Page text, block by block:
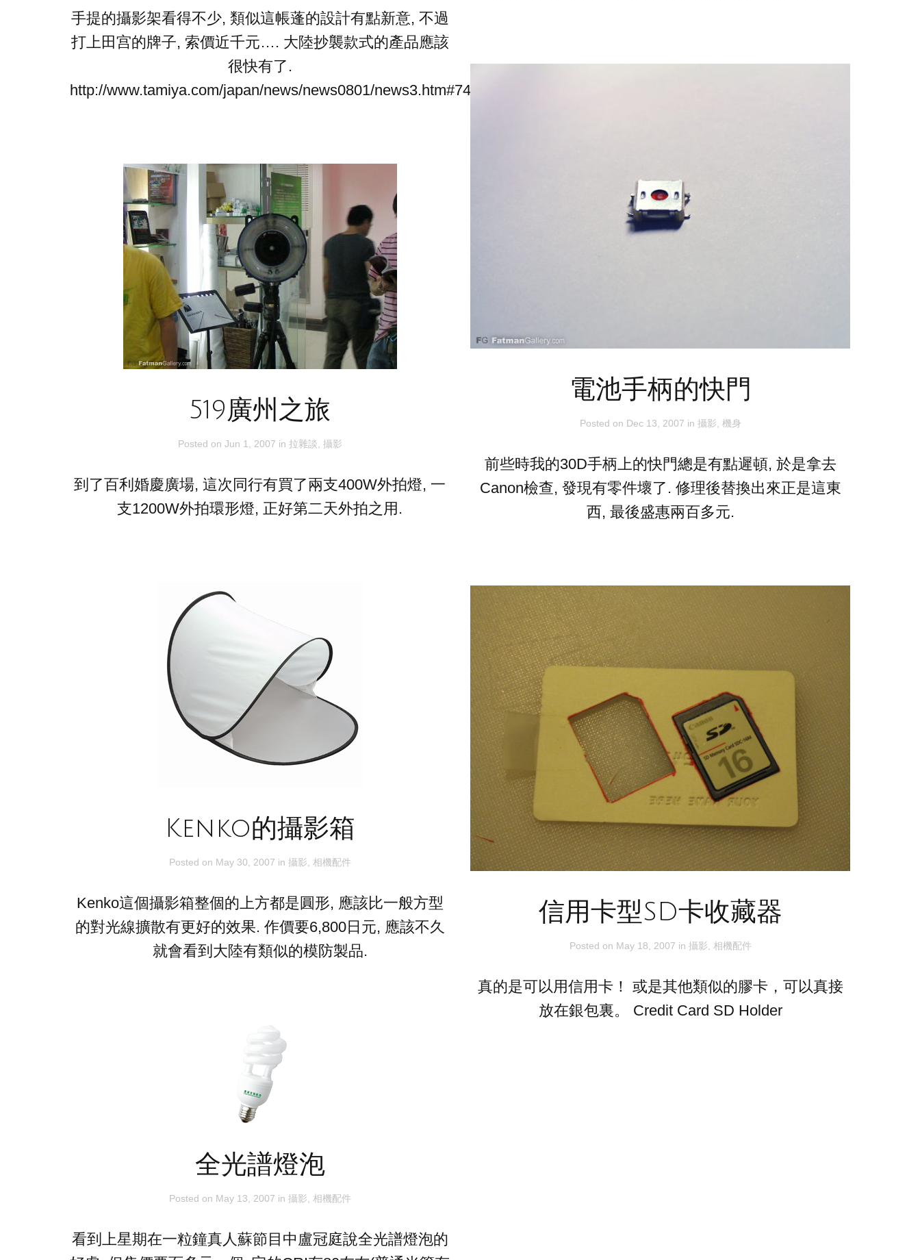
手提的攝影架看得不少, 類似這帳蓬的設計有點新意, 不過
打上田宫的牌子, 索價近千元…. 大陸抄襲款式的產品應該
很快有了.
http://www.tamiya.com/japan/news/news0801/news3.htm#74079
電池手柄的快門
Posted on Dec 13, 2007 in 攝影, 機身
前些時我的30D手柄上的快門總是有點遲頓, 於是拿去
Canon檢查, 發現有零件壞了. 修理後替換出來正是這東
西, 最後盛惠兩百多元.
519廣州之旅
Posted on Jun 1, 2007 in 拉雜談, 攝影
到了百利婚慶廣場, 這次同行有買了兩支400W外拍燈, 一
支1200W外拍環形燈, 正好第二天外拍之用.
Kenko的攝影箱
Posted on May 30, 2007 in 攝影, 相機配件
Kenko這個攝影箱整個的上方都是圓形, 應該比一般方型
的對光線擴散有更好的效果. 作價要6,800日元, 應該不久
就會看到大陸有類似的模防製品.
信用卡型SD卡收藏器
Posted on May 18, 2007 in 攝影 相機配件
真的是可以用信用卡！ 或是其他類似的膠卡，可以真接
放在銀包裏。 Credit Card SD Holder
全光譜燈泡
Posted on May 13, 2007 in 攝影, 相機配件
看到上星期在一粒鐘真人蘇節目中盧冠庭說全光譜燈泡的